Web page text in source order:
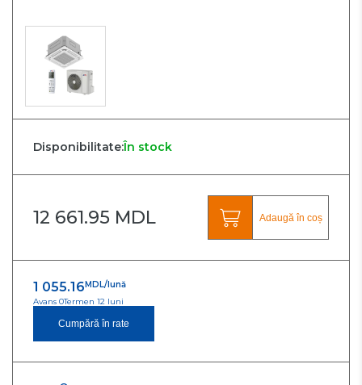
Disponibilitate:În stock
12 661.95 MDL Adaugă în coș
1 055.16 MDL/lună
Avans 0Termen 12 luni
Cumpără în rate